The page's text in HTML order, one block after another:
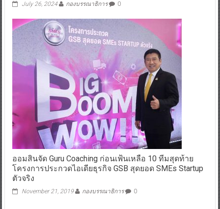
July 26, 2024 กองบรรณาธิการ 0
ออมสินจัด Guru Coaching ก่อนเฟ้นเหลือ 10 ทีมสุดท้าย
โครงการประกวดไอเดียธุรกิจ GSB สุดยอด SMEs Startup
ตัวจริง
November 21, 2019 กองบรรณาธิการ 0